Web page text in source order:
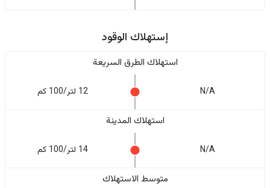
إستهلاك الوقود
استهلاك الطرق السريعة
N/A 12 لتر/100 كم
استهلاك المدينة
N/A 14 لتر/100 كم
متوسط الاستهلاك